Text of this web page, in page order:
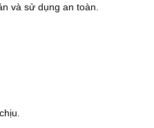
D, B-Pinene, Camphor,
và sử dụng an toàn.